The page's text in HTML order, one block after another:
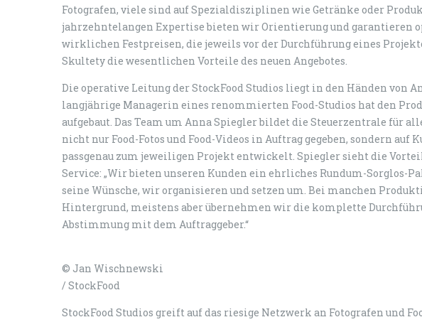
Fotografen, viele sind auf Spezialdisziplinen wie Getränke oder
jahrzehntelangen Expertise bieten wir Orientierung und garantieren
wirklichen Festpreisen, die jeweils vor der Durchführung eines
Skultety die wesentlichen Vorteile des neuen Angebotes.
Die operative Leitung der StockFood Studios liegt in den Händen von
langjährige Managerin eines renommierten Food-Studios hat den
aufgebaut. Das Team um Anna Spiegler bildet die Steuerzentrale für
nicht nur Food-Fotos und Food-Videos in Auftrag gegeben, sondern auf
passgenau zum jeweiligen Projekt entwickelt. Spiegler sieht die
Service: „Wir bieten unseren Kunden ein ehrliches Rundum-Sorglos-
seine Wünsche, wir organisieren und setzen um. Bei manchen
Hintergrund, meistens aber übernehmen wir die komplette
Abstimmung mit dem Auftraggeber.“
© Jan Wischnewski
/ StockFood
StockFood Studios greift auf das riesige Netzwerk an Fotografen und